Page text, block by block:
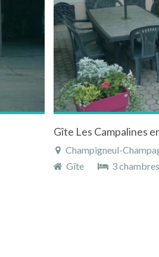
Gîte Les Campalines
Champigneul-
Gîte
3 chambres